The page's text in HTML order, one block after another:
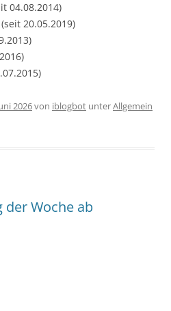
04.08.2014)
20.05.2019)
2026von iblogbot unterAllgemein
Woche ab